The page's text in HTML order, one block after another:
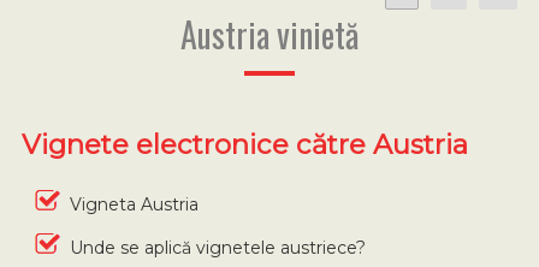
Austria vinietă
Vignete electronice către Austria
Vigneta Austria
Unde se aplică vignetele austriece?